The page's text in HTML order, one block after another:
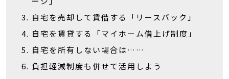
自宅を売却して賃借する「リースバック」
自宅を賃貸する「マイホーム借上げ制度」
自宅を所有しない場合は……
負担軽減制度も併せて活用しよう